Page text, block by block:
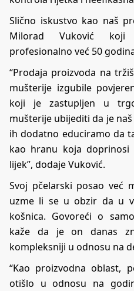
Slično iskustvo kao naš
Milorad Vuković
profesionalno već 50
“Prodaja proizvoda na
mušterije izgubile
koji je zastupljen u
mušterije ubijediti da je
ih dodatno educiramo da
kao hranu koja
lijek”, dodaje Vuković.
Svoj pčelarski posao već
uzme li se u obzir da u
košnica. Govoreći o
kaže da je on danas
kompleksniji u odnosu na
“Kao proizvodna oblast,
otišlo u odnosu na